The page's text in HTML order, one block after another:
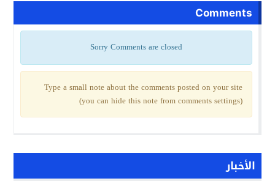
Comments
Sorry Comments are closed
Type a small note about the comments posted on your site
(you can hide this note from comments settings)
الأخبار